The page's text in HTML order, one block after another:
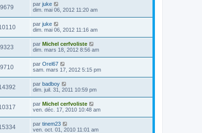
9679 par juke
dim. mai 06, 2012 11:20 am
par juke
dim. mai 06, 2012 11:16 am
9323 par Michel cerfvoliste
dim. mars 18, 2012 8:56 am
9710 par Orel67
sam. mars 17, 2012 5:15 pm
par badboy
dim. juil. 31, 2011 10:59 pm
par Michel cerfvoliste
ven. déc. 17, 2010 10:48 am
par tinem23
ven. oct. 01, 2010 11:01 am